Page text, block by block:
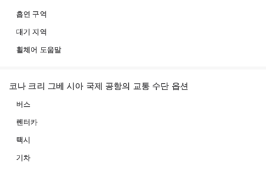
흡연 구역
대기 지역
휠체어 도움말
코나 크리 그베 시아 국제 공항의 교통 수단 옵션
버스
렌터카
택시
기차